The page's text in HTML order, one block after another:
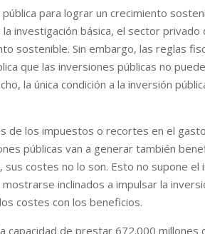
para lograr un crecimiento
investigación básica, el sector
sostenible. Sin embargo, las reglas
que las inversiones públicas no
la única condición a la inversión
de los impuestos o recortes en el
públicas van a generar también
costes no lo son. Esto no supone el
inclinados a impulsar la
costes con los beneficios.
de prestar 672.000